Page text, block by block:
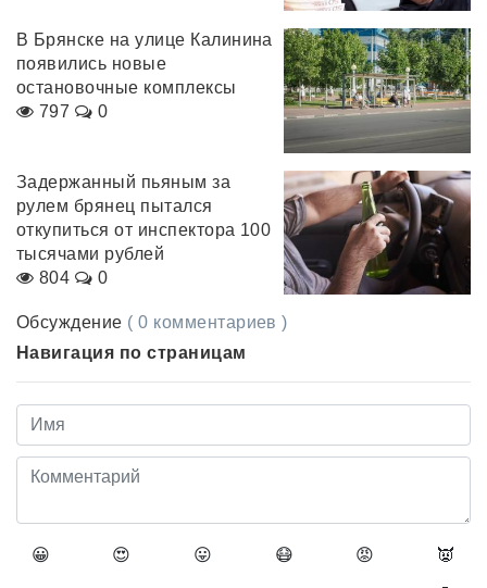
В Брянске на улице Калинина
появились новые
остановочные комплексы
797
0
Задержанный пьяным за
рулем брянец пытался
откупиться от инспектора 100
тысячами рублей
804
0
Обсуждение ( 0 комментариев )
Навигация по страницам
😀 😍 😛 😷 😡 👿